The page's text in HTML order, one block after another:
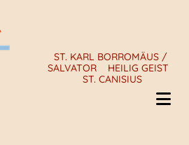
ST. KARL BORROMÄUS /
SALVATOR
HEILIG GEIST
ST. CANISIUS